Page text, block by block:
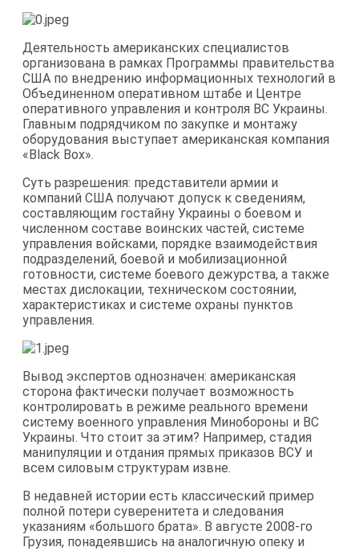
Деятельность американских специалистов
организована в рамках Программы правительства
США по внедрению информационных технологий в
Объединенном оперативном штабе и Центре
оперативного управления и контроля ВС Украины.
Главным подрядчиком по закупке и монтажу
оборудования выступает американская компания
«Black Box».
Суть разрешения: представители армии и
компаний США получают допуск к сведениям,
составляющим гостайну Украины о боевом и
численном составе воинских частей, системе
управления войсками, порядке взаимодействия
подразделений, боевой и мобилизационной
готовности, системе боевого дежурства, а также
местах дислокации, техническом состоянии,
характеристиках и системе охраны пунктов
управления.
Вывод экспертов однозначен: американская
сторона фактически получает возможность
контролировать в режиме реального времени
систему военного управления Минобороны и ВС
Украины. Что стоит за этим? Например, стадия
манипуляции и отдания прямых приказов ВСУ и
всем силовым структурам извне.
В недавней истории есть классический пример
полной потери суверенитета и следования
указаниям «большого брата». В августе 2008-го
Грузия, понадеявшись на аналогичную опеку и